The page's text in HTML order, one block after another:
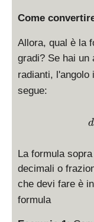
Come
Allora, qual è la
gradi? Se hai un
radianti, l'angolo
segue:
d
La formula
decimali o
che devi fare è
formula